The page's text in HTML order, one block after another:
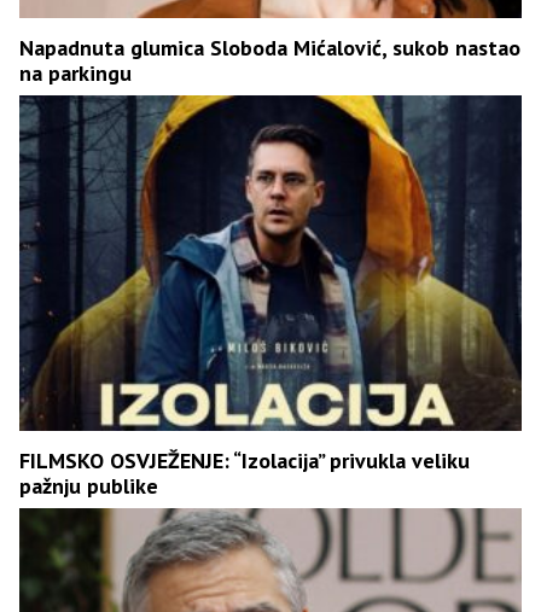
Napadnuta glumica Sloboda Mićalović, sukob nastao
na parkingu
FILMSKO OSVJEŽENJE: “Izolacija” privukla veliku
pažnju publike